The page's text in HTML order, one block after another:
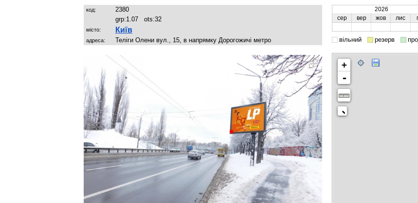
код:
2380
grp:1.07 ots:32
місто: Київ
адреса: Теліги Олени вул., 15, в напрямку Дорогожичі метро
2026
сер
вер жов лис
вільний резерв
+
-